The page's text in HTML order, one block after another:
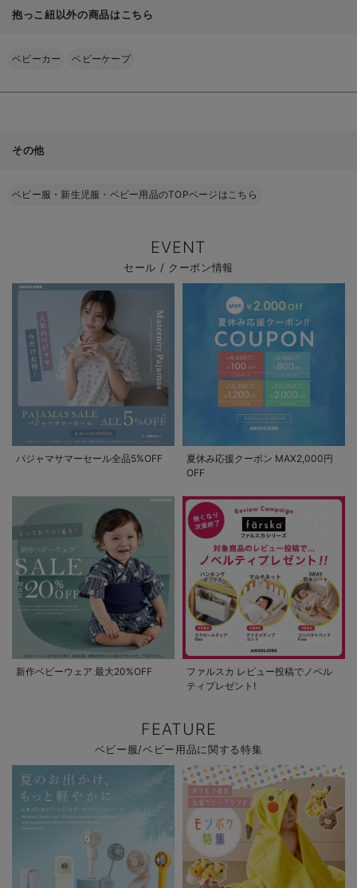
抱っこ紐以外の商品はこちら
ベビーカー ベビーケープ
その他
ベビー服・新生児服・ベビー用品のTOPページはこちら
EVENT
セール / クーポン情報
パジャマサマーセール全品5%OFF
夏休み応援クーポン MAX2,000円
OFF
新作ベビーウェア 最大20%OFF
ファルスカ レビュー投稿でノベル
ティプレゼント!
FEATURE
ベビー服/ベビー用品に関する特集